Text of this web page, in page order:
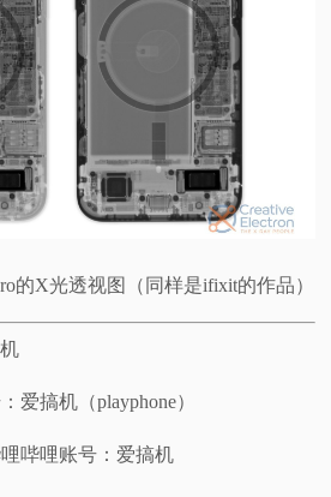
的X光透视图（同样是ifixit的作品）
爱搞机（playphone）
哔哩账号：爱搞机